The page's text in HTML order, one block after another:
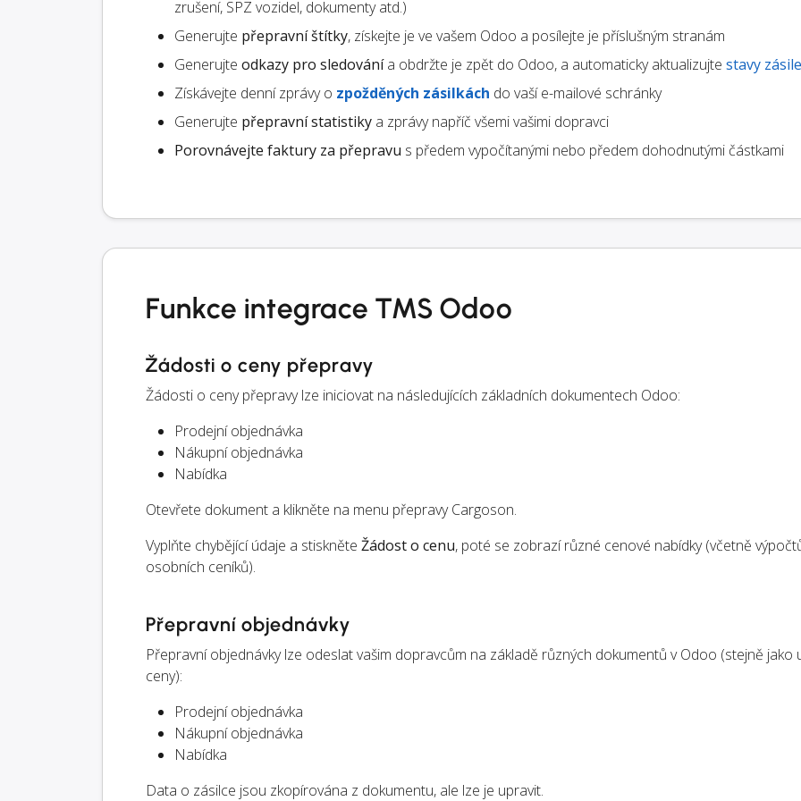
zrušení, SPZ vozidel, dokumenty atd.)
Generujte přepravní štítky, získejte je ve vašem Odoo a posílejte je příslušným stranám
Generujte odkazy pro sledovánía obdržte je zpět do Odoo, a automaticky aktualizujte stavy
Získávejte denní zprávy o zpožděných zásilkách do vaší e-mailové schránky
Generujte přepravní statistiky a zprávy napříč všemi vašimi dopravci
Porovnávejte faktury za přepravu s předem vypočítanými nebo předem dohodnutými částkami
Funkce integrace TMS Odoo
Žádosti o ceny přepravy
Žádosti o ceny přepravy lze iniciovat na následujících základních dokumentech Odoo:
Prodejní objednávka
Nákupní objednávka
Nabídka
Otevřete dokument a klikněte na menu přepravy Cargoson.
Vyplňte chybějící údaje a stiskněte Žádost o cenu, poté se zobrazí různé cenové nabídky (včetně
osobních ceníků).
Přepravní objednávky
Přepravní objednávky lze odeslat vašim dopravcům na základě různých dokumentů v Odoo (stejně jako
ceny):
Prodejní objednávka
Nákupní objednávka
Nabídka
Data o zásilce jsou zkopírována z dokumentu, ale lze je upravit.